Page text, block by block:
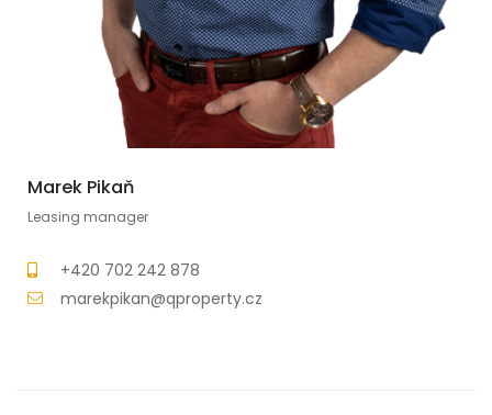
Marek Pikaň
Leasing manager
+420 702 242 878
marekpikan@qproperty.cz